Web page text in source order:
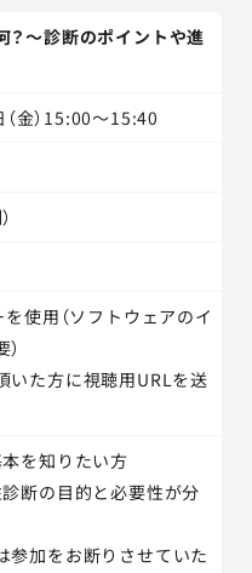
？～診断のポイントや進
金）15:00～15:40
使用（ソフトウェアのイ
いた方に視聴用URLを送
本を知りたい方
診断の目的と必要性が分
加をお断りさせていた